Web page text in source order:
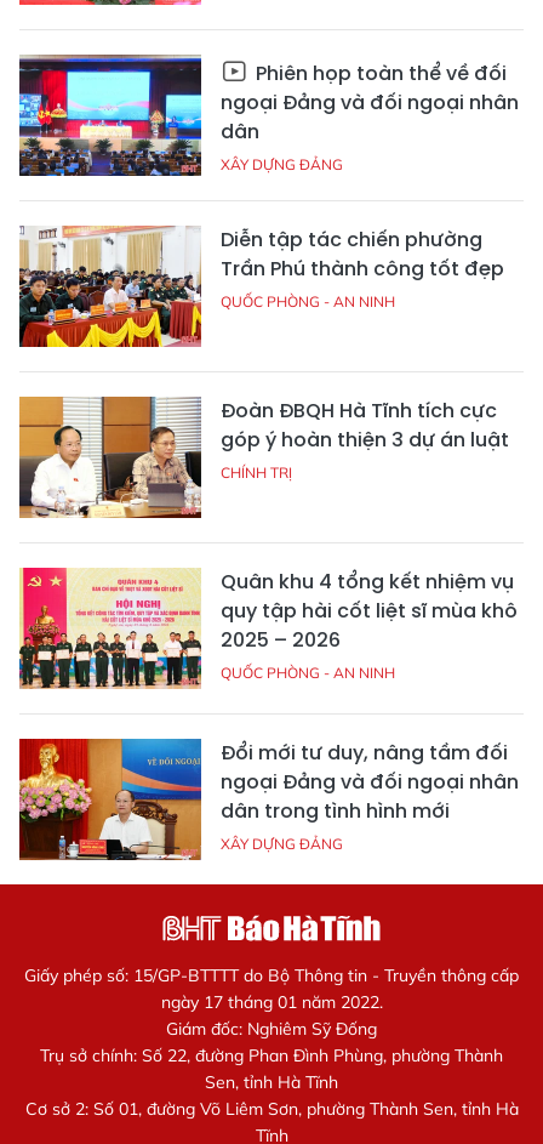
Phiên họp toàn thể về đối
ngoại Đảng và đối ngoại nhân
dân
XÂY DỰNG ĐẢNG
Diễn tập tác chiến phường
Trần Phú thành công tốt đẹp
QUỐC PHÒNG - AN NINH
Đoàn ĐBQH Hà Tĩnh tích cực
góp ý hoàn thiện 3 dự án luật
CHÍNH TRỊ
Quân khu 4 tổng kết nhiệm vụ
quy tập hài cốt liệt sĩ mùa khô
2025 – 2026
QUỐC PHÒNG - AN NINH
Đổi mới tư duy, nâng tầm đối
ngoại Đảng và đối ngoại nhân
dân trong tình hình mới
XÂY DỰNG ĐẢNG
Giấy phép số: 15/GP-BTTTT do Bộ Thông tin - Truyền thông cấp
ngày 17 tháng 01 năm 2022.
Giám đốc: Nghiêm Sỹ Đống
Trụ sở chính: Số 22, đường Phan Đình Phùng, phường Thành
Sen, tỉnh Hà Tĩnh
Cơ sở 2: Số 01, đường Võ Liêm Sơn, phường Thành Sen, tỉnh Hà
Tĩnh